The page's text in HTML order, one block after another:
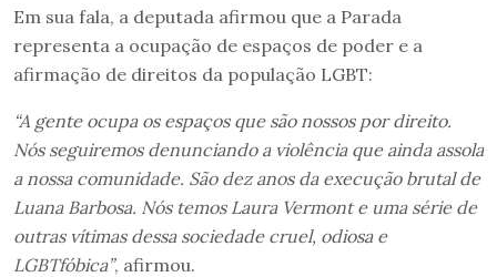
Em sua fala, a deputada afirmou que a Parada
representa a ocupação de espaços de poder e a
afirmação de direitos da população LGBT:
“A gente ocupa os espaços que são nossos por direito.
Nós seguiremos denunciando a violência que ainda assola
a nossa comunidade. São dez anos da execução brutal de
Luana Barbosa. Nós temos Laura Vermont e uma série de
outras vítimas dessa sociedade cruel, odiosa e
LGBTfóbica”, afirmou.